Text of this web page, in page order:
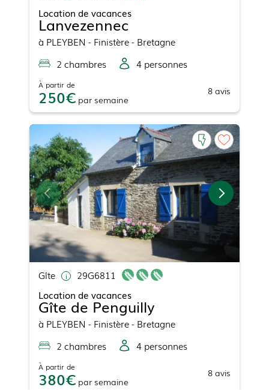
Location de vacances
Lanvezennec
à PLEYBEN - Finistère - Bretagne
2 chambres 4 personnes
À partir de
250 par semaine
8 avis
Gîte
29G6811
Location de vacances
Gîte de Penguilly
à PLEYBEN - Finistère - Bretagne
2 chambres 4 personnes
À partir de
380 par semaine
8 avis